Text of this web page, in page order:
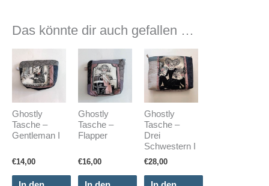
Das könnte dir auch gefallen …
Ghostly
Tasche –
Gentleman I
€14,00
Ghostly
Tasche –
Flapper
€16,00
Ghostly
Tasche –
Drei
Schwestern I
€28,00